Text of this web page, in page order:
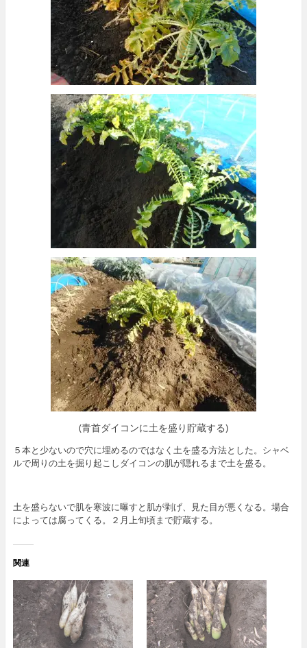
(青首ダイコンに土を盛り貯蔵する)
５本と少ないので穴に埋めるのではなく土を盛る方法とした。シャベ
ルで周りの土を掘り起こしダイコンの肌が隠れるまで土を盛る。
土を盛らないで肌を寒波に曝すと肌が剥げ、見た目が悪くなる。場合
によっては腐ってくる。２月上旬頃まで貯蔵する。
関連